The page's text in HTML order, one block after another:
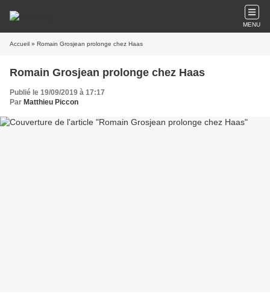
MENU
Accueil » Romain Grosjean prolonge chez Haas
Romain Grosjean prolonge chez Haas
Publié le 19/09/2019 à 17:17
Par Matthieu Piccon